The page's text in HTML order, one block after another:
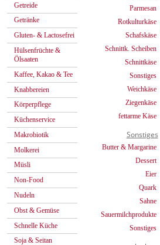
Getreide
Getränke
Gluten- & Lactosefrei
Hülsenfrüchte &
Ölsaaten
Kaffee, Kakao & Tee
Knabbereien
Körperpflege
Küchenservice
Makrobiotik
Molkerei
Müsli
Non-Food
Nudeln
Obst & Gemüse
Schnelle Küche
Soja & Seitan
Parmesan
Rotkulturkäse
Schafskäse
Schnittk. Scheiben
Schnittkäse
Sonstiges
Weichkäse
Ziegenkäse
fettarme Käse
Sonstiges
Butter & Margarine
Dessert
Eier
Quark
Sahne
Sauermilchprodukte
Sonstiges